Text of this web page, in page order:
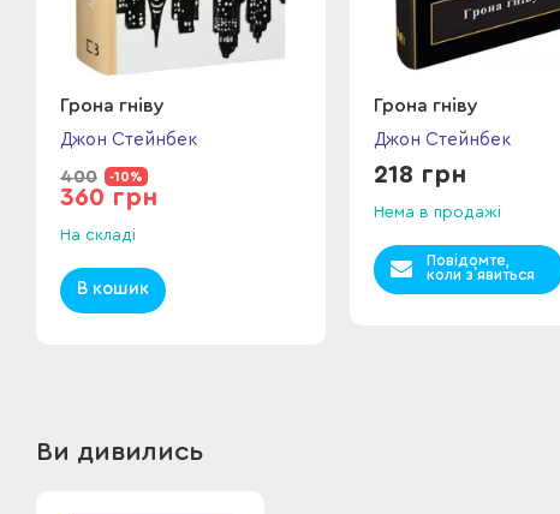
Грона гніву
Джон Стейнбек
400 -10%
360 грн
На складі
В кошик
Грона гніву
Джон Стейнбек
218 грн
Нема в продажі
Повідомте,
коли з`явиться
Ви дивились